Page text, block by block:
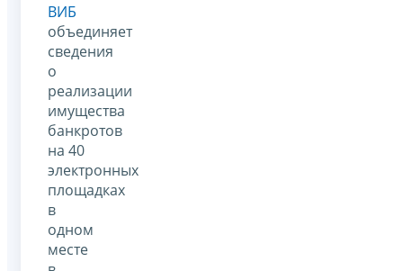
ВИБ
объединяет
сведения
о
реализации
имущества
банкротов
на 40
электронных
площадках
в
одном
месте